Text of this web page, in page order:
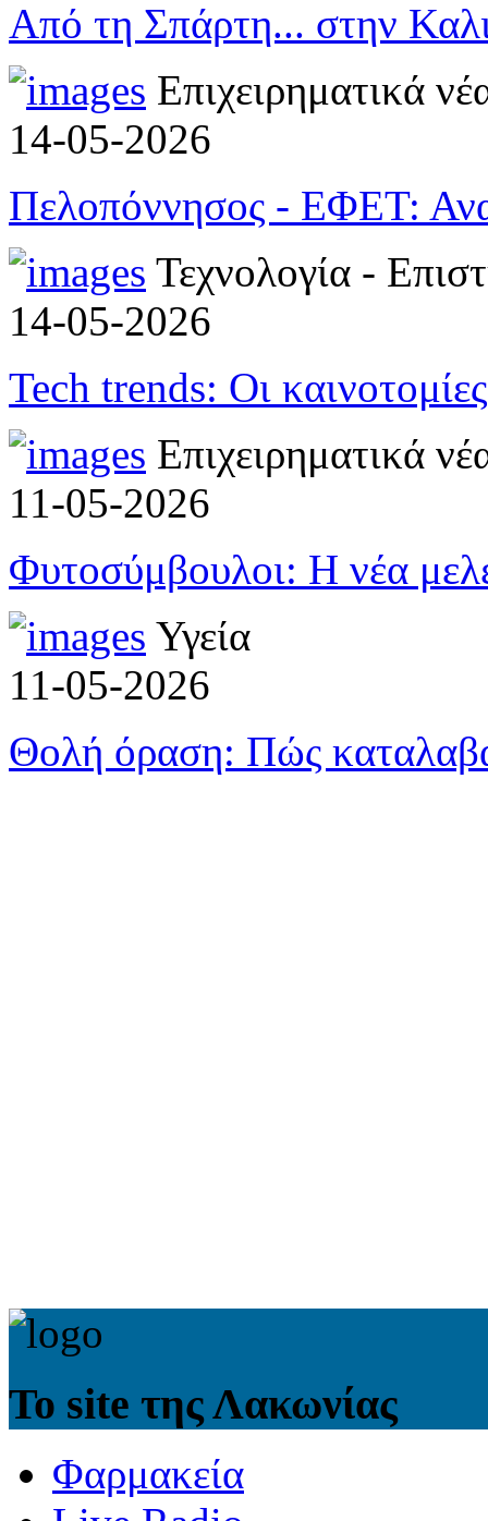
Από τη Σπάρτη... στην
Επιχειρηματικά
14-05-2026
Πελοπόννησος - ΕΦΕΤ:
Τεχνολογία -
14-05-2026
Tech trends: Οι
Επιχειρηματικά
11-05-2026
Φυτοσύμβουλοι: Η νέα
Υγεία
11-05-2026
Θολή όραση: Πώς
Το site της Λακωνίας
Φαρμακεία